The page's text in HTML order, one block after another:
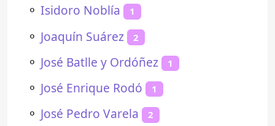
⚬ Isidoro Noblía 1
⚬ Joaquín Suárez 2
⚬ José Batlle y Ordóñez 1
⚬ José Enrique Rodó 1
⚬ José Pedro Varela 2